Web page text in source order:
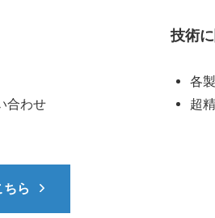
合わせ
ちら
技術
各
超